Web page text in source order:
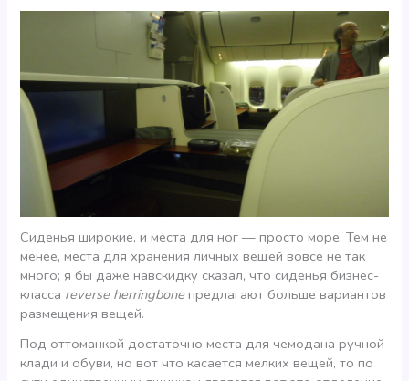
Сиденья широкие, и места для ног — просто море. Тем не
менее, места для хранения личных вещей вовсе не так
много; я бы даже навскидку сказал, что сиденья бизнес-
класса reverse herringbone предлагают больше вариантов
размещения вещей.
Под оттоманкой достаточно места для чемодана ручной
клади и обуви, но вот что касается мелких вещей, то по